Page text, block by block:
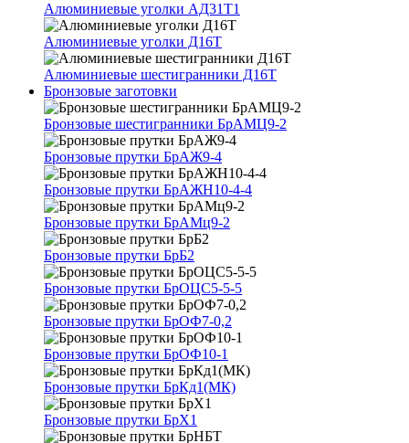
Алюминиевые уголки АД31Т1
Алюминиевые уголки Д16Т
Алюминиевые шестигранники Д16Т
Бронзовые заготовки
Бронзовые шестигранники БрАМЦ9-2
Бронзовые прутки БрАЖ9-4
Бронзовые прутки БрАЖН10-4-4
Бронзовые прутки БрАМц9-2
Бронзовые прутки БрБ2
Бронзовые прутки БрОЦС5-5-5
Бронзовые прутки БрОФ7-0,2
Бронзовые прутки БрОФ10-1
Бронзовые прутки БрКд1(МК)
Бронзовые прутки БрХ1